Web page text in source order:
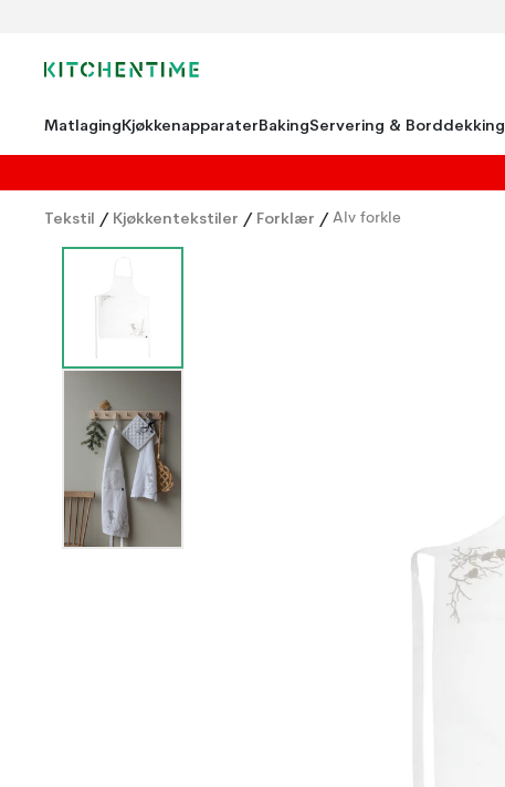
MatlagingKjøkkenapparaterBakingServering & Borddekking
Tekstil / Kjøkkentekstiler / Forklær / Alv forkle